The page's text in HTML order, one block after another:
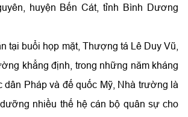
huyện Bến Cát, tỉnh Bình Dương
tại buổi họp mặt, Thượng tá Lê Duy Vũ,
khẳng định, trong những năm kháng
dân Pháp và đế quốc Mỹ, Nhà trường là
nhiều thế hệ cán bộ quân sự cho